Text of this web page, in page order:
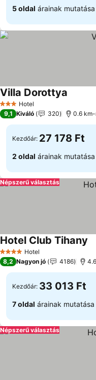
5 oldal árainak mutatása
3 Kategória
Hotel
Villa Dorottya
9,1 Kiváló 320 0.6
Kezdőár: 27 178 Ft
2 oldal árainak mutatása
Népszerű választás
4 KategóriaHotel
Hotel Club Tihany
8,2 Nagyon jó 4186
Kezdőár: 33 013 Ft
7 oldal árainak mutatása
Népszerű választás